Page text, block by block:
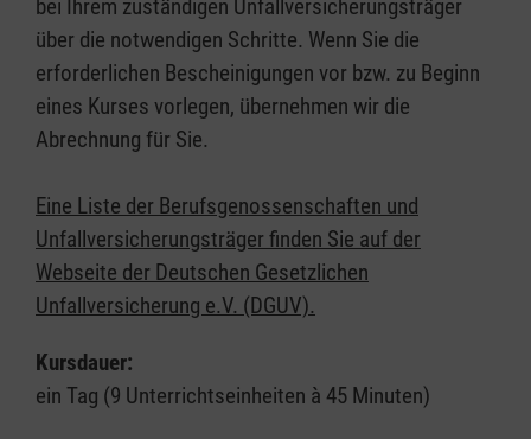
bei Ihrem zuständigen Unfallversicherungsträger
über die notwendigen Schritte. Wenn Sie die
erforderlichen Bescheinigungen vor bzw. zu Beginn
eines Kurses vorlegen, übernehmen wir die
Abrechnung für Sie.
Eine Liste der Berufsgenossenschaften und
Unfallversicherungsträger finden Sie auf der
Webseite der Deutschen Gesetzlichen
Unfallversicherung e.V. (DGUV).
Kursdauer:
ein Tag (9 Unterrichtseinheiten à 45 Minuten)